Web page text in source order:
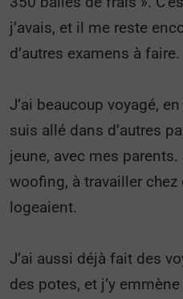
j’avais, et il me reste
d’autres examens à faire.
J’ai beaucoup voyagé,
suis allé dans d’autres
jeune, avec mes
woofing, à travailler
logeaient.
J’ai aussi déjà fait des
des potes, et j’y